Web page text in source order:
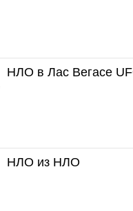
НЛО в Лас Вегасе
НЛО из НЛО